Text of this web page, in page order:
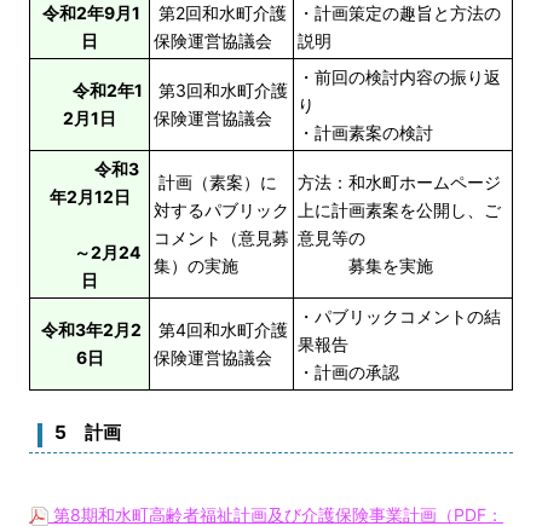
令和2年9月1
日
第2回和水町介護
保険運営協議会
・計画策定の趣旨と方法の
説明
令和2年1
2月1日
第3回和水町介護
保険運営協議会
・前回の検討内容の振り返
り
・計画素案の検討
令和3
年2月12日
～2月24
日
計画（素案）に
対するパブリック
コメント（意見募
集）の実施
方法：和水町ホームページ
上に計画素案を公開し、ご
意見等の
募集を実施
令和3年2月2
6日
第4回和水町介護
保険運営協議会
・パブリックコメントの結
果報告
・計画の承認
5 計画
第8期和水町高齢者福祉計画及び介護保険事業計画（PDF：